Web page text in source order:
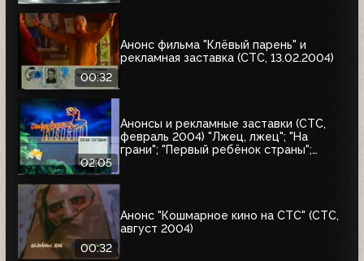
00:32
Анонс фильма "Клёвый парень" и
рекламная заставка (СТС, 13.02.2004)
02:05
Анонсы и рекламные заставки (СТС,
февраль 2004) "Лжец, лжец"; "На
грани"; "Первый ребёнок страны";
00:32
Анонс "Кошмарное кино на СТС" (СТС,
август 2004)